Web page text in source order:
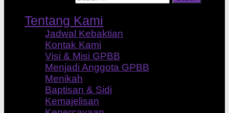
Tentang Kami
Jadwal Kebaktian
Kontak Kami
Visi & Misi GPBB
Menjadi Anggota GPBB
Menikah
Baptisan & Sidi
Kemajelisan